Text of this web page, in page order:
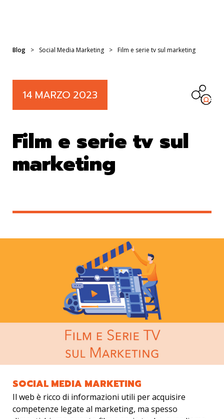
Blog > Social Media Marketing > Film e serie tv sul marketing
14 MARZO 2023
Film e serie tv sul
marketing
SOCIAL MEDIA MARKETING
Il web è ricco di informazioni utili per acquisire
competenze legate al marketing, ma spesso